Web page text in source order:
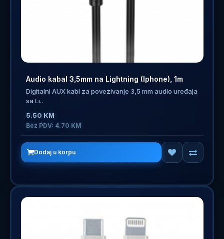
Audio kabal 3,5mm na Lightning (Iphone), 1m
Digitalni AUX kabl za povezivanje 3,5 mm audio uređaja
sa Li..
5.50 KM
Bez PDV: 4.70 KM
Dodaj u korpu